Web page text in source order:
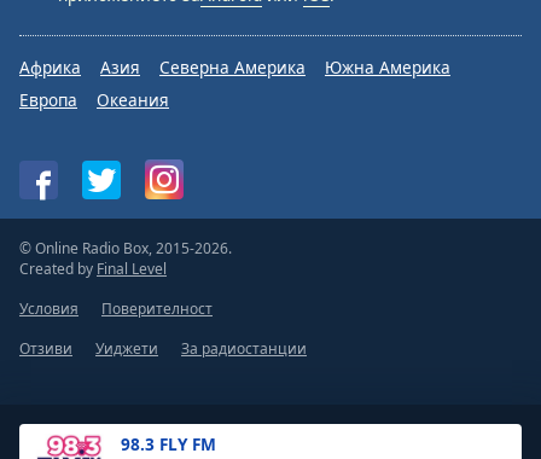
98.3 FLY FM
Африка Азия Северна Америка
Южна Америка
Европа
Океания
© Online Radio Box, 2015-2026.
Created by Final Level
Условия
Поверителност
Отзиви
Уиджети За радиостанции